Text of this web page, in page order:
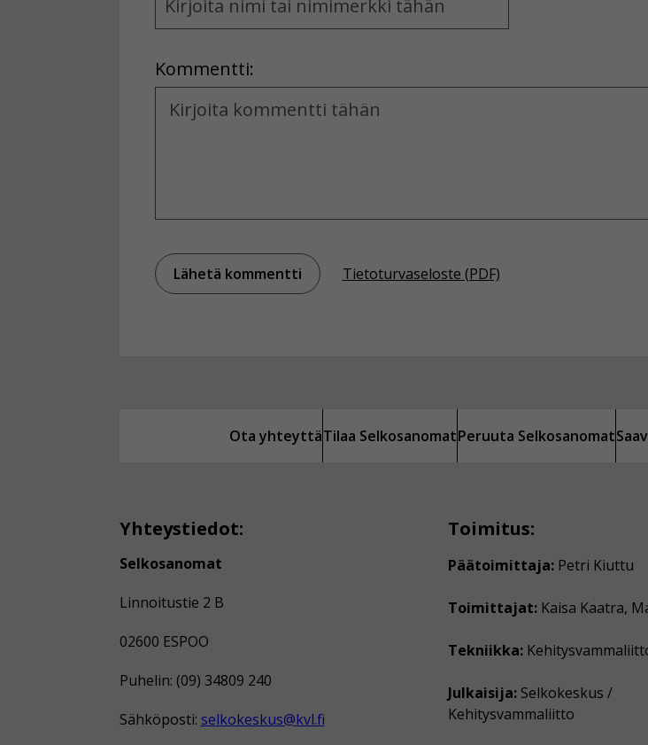
and
Kommentti:
Kommentti
Tietoturvaseloste (PDF)
Ota yhteyttäTilaa SelkosanomatPeruuta Selkosanomat
Yhteystiedot:
Selkosanomat
Linnoitustie 2 B
02600 ESPOO
Puhelin: (09) 34809 240
Sähköposti: selkokeskus@kvl.fi
Toimitus:
Päätoimittaja: Petri Kiuttu
Toimittajat: Kaisa Kaatra,
Tekniikka:
Julkaisija: Selkokeskus /
Kehitysvammaliitto